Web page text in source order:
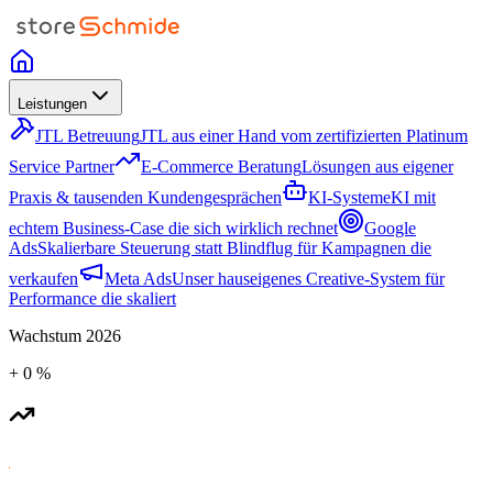
Leistungen
JTL BetreuungJTL aus einer Hand vom zertifizierten Platinum
Service Partner
E-Commerce BeratungLösungen aus eigener
Praxis & tausenden Kundengesprächen
KI-SystemeKI mit
echtem Business-Case die sich wirklich rechnet
Google
AdsSkalierbare Steuerung statt Blindflug für Kampagnen die
verkaufen
Meta AdsUnser hauseigenes Creative-System für
Performance die skaliert
Wachstum 2026
+ 0 %